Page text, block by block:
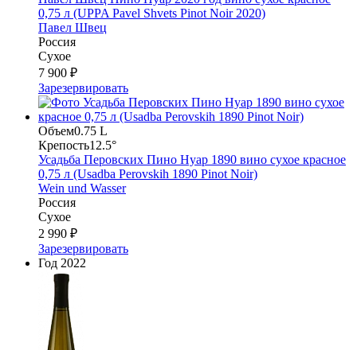
0,75 л (UPPA Pavel Shvets Pinot Noir 2020)
Павел Швец
Россия
Сухое
7 900 ₽
Зарезервировать
Объем0.75 L
Крепость12.5°
Усадьба Перовских Пино Нуар 1890 вино сухое красное
0,75 л (Usadba Perovskih 1890 Pinot Noir)
Wein und Wasser
Россия
Сухое
2 990 ₽
Зарезервировать
Год 2022